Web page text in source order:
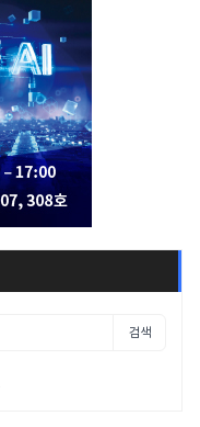
검색